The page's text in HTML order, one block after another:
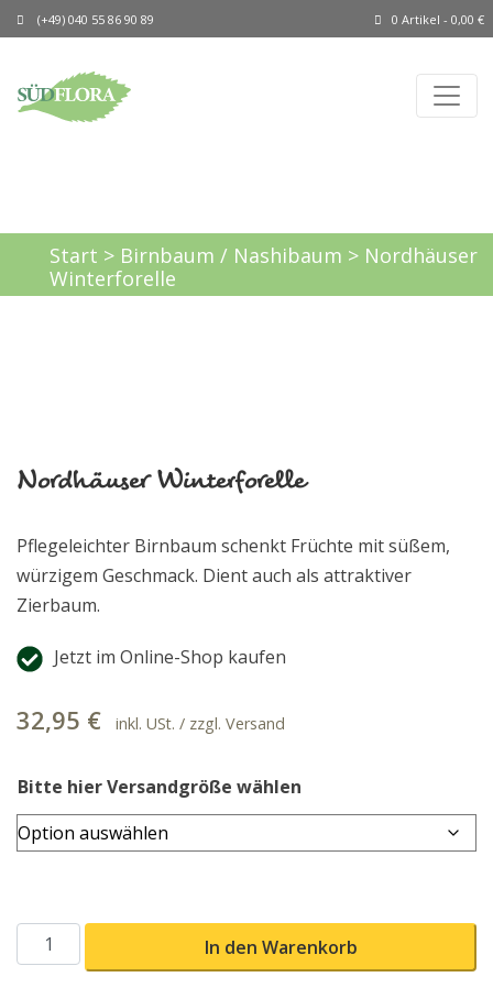
(+49) 040 55 86 90 89 0 Artikel - 0,00 €
Start > Birnbaum / Nashibaum > Nordhäuser
Winterforelle
Nordhäuser Winterforelle
Pflegeleichter Birnbaum schenkt Früchte mit süßem,
würzigem Geschmack. Dient auch als attraktiver
Zierbaum.
Jetzt im Online-Shop kaufen
32,95 € inkl. USt. / zzgl. Versand
Bitte hier Versandgröße wählen
Nordhäuser Winterforelle MengeIn den Warenkorb